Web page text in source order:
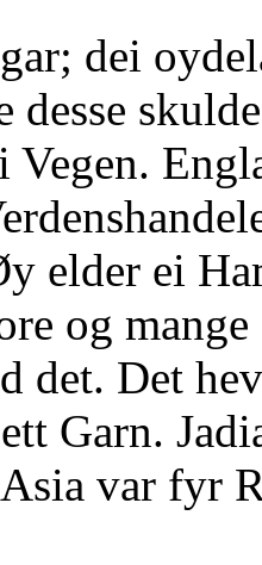
dei
desse
Vegen.
elder ei
og
det. Det
Garn.
var fyr